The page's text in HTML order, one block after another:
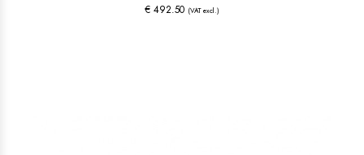
€ 492.50 (VAT excl.)